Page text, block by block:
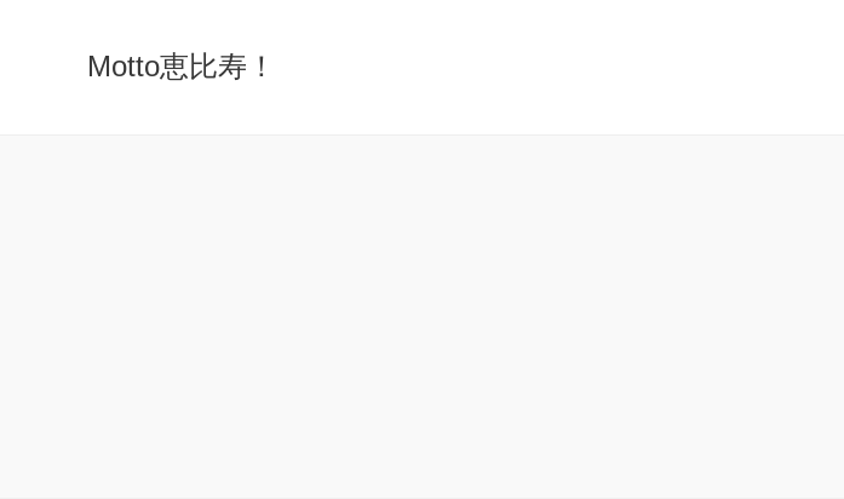
Motto恵比寿！